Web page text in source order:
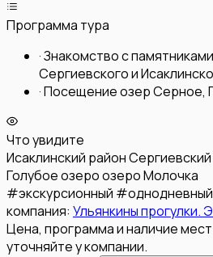
Программа тура
·Знакомство с
Сергиевского и
·Посещение озер Серное,
Что увидите
Исаклинский район
Голубое озероозеро Молочка
#экскурсионный #однодневный
компания: Ульянкины прогулки.
Цена, программа и наличие
уточняйте у компании.